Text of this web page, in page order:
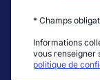
* Champs
Informations
vous renseigner
politique de